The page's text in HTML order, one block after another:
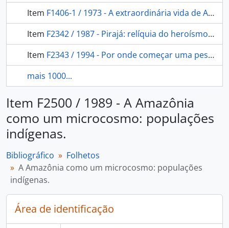
Item F1406-1 / 1973 - A extraordinária vida de Alberto Santos-Dumont
Item F2342 / 1987 - Pirajá: relíquia do heroísmo Bahia.
Item F2343 / 1994 - Por onde começar uma pesquisa sobre índios?
mais 1000...
Item F2500 / 1989 - A Amazônia
como um microcosmo: populações
indígenas.
Bibliográfico
Folhetos
A Amazônia como um microcosmo: populações
indígenas.
Área de identificação